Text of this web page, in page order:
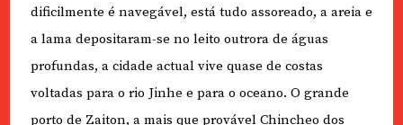
dificilmente é navegável, está tudo assoreado, a areia e
a lama depositaram-se no leito outrora de águas
profundas, a cidade actual vive quase de costas
voltadas para o rio Jinhe e para o oceano. O grande
porto de Zaiton, a mais que provável Chincheo dos